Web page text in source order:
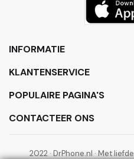
INFORMATIE
KLANTENSERVICE
POPULAIRE PAGINA'S
CONTACTEER ONS
2022 · DrPhone.nl · Met